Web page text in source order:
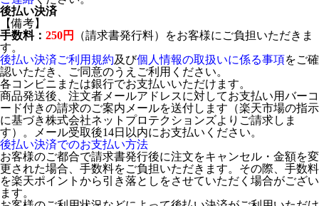
後払い決済
【備考】
手数料： 250円
（請求書発行料）をお客様にご負担いただきま
す。
後払い決済ご利用規約及び個人情報の取扱いに係る事項をご確
認いただき、ご同意のうえご利用ください。
各コンビニまたは銀行でお支払いいただけます。
商品発送後、注文者メールアドレスに対してお支払い用バーコ
ード付きの請求のご案内メールを送付します（楽天市場の指示
に基づき株式会社ネットプロテクションズよりご請求しま
す）。メール受取後14日以内にお支払いください。
後払い決済でのお支払い方法
お客様のご都合で請求書発行後に注文をキャンセル・金額を変
更された場合、手数料をご負担いただきます。その際、手数料
を楽天ポイントから引き落としをさせていただく場合がござい
ます。